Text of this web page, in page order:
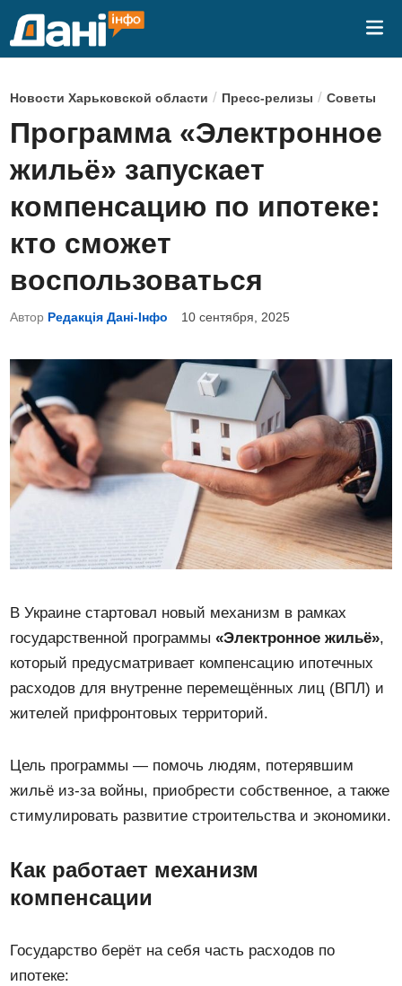
О
п
у
б
л
и
к
о
а
о
Новости Харьковской области / Пресс-релизы /Советы
Программа «Электронное
жильё» запускает
компенсацию по ипотеке:
кто сможет
воспользоваться
Автор Редакція Дані-Інфо 10 сентября, 2025
В Украине стартовал новый механизм в рамках
государственной программы«Электронное жильё»,
который предусматривает компенсацию ипотечных
расходов для внутренне перемещённых лиц (ВПЛ) и
жителей прифронтовых территорий.
Цель программы — помочь людям, потерявшим
жильё из-за войны, приобрести собственное, а также
стимулировать развитие строительства и экономики.
Как работает механизм
компенсации
Государство берёт на себя часть расходов по
ипотеке: